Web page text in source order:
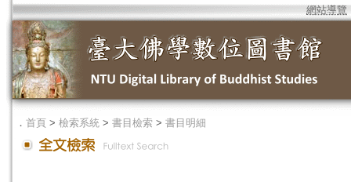
網站導覽
． 首頁 > 檢索系統 > 書目檢索 > 書目明細